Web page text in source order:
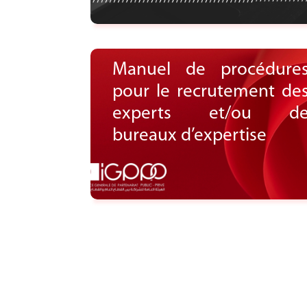
Manuel de
pour le recrutement
experts et/ou
bureaux d’expertise
Voir le document